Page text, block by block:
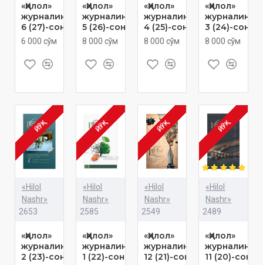
«Ҳилол»
журналининг
6 (27)-сони
6 000 сўм
«Ҳилол»
журналининг
5 (26)-сони
8 000 сўм
«Ҳилол»
журналининг
4 (25)-сони
8 000 сўм
«Ҳилол»
3 (24)-сони
8 000 сўм
ЙЎҚ
«Hilol
Nashr»
2653
«Ҳилол»
журналининг
2 (23)-сони
ЙЎҚ
«Hilol
Nashr»
2585
«Ҳилол»
журналининг
1 (22)-сони
ЙЎҚ
«Hilol
Nashr»
2549
«Ҳилол»
журналининг
12 (21)-сони
ЙЎҚ
«Hilol
Nashr»
2489
«Ҳилол»
11 (20)-сони